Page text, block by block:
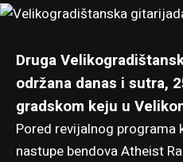
Druga
održana danas i sutra,
gradskom keju u
Pored revijalnog programa
nastupe bendova Atheist